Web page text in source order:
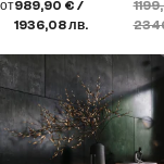
от989,90 € /
1936,08 лв.